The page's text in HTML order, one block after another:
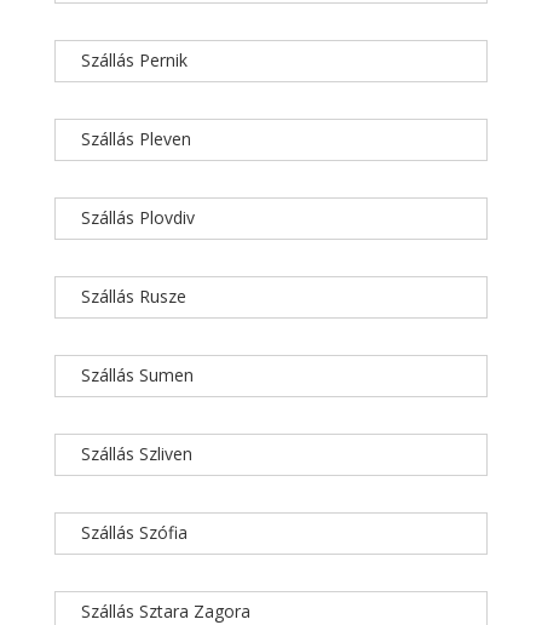
Szállás Pernik
Szállás Pleven
Szállás Plovdiv
Szállás Rusze
Szállás Sumen
Szállás Szliven
Szállás Szófia
Szállás Sztara Zagora